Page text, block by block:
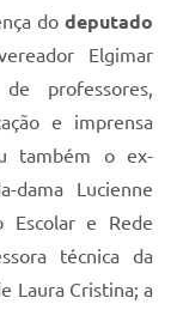
do deputado
Elgimar
professores,
e imprensa
também o ex-
dama Lucienne
Escolar e Rede
técnica da
Laura Cristina; a